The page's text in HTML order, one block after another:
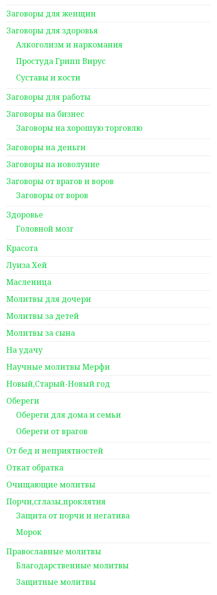
Заговоры для женщин
Заговоры для здоровья
Алкоголизм и наркомания
Простуда Грипп Вирус
Суставы и кости
Заговоры для работы
Заговоры на бизнес
Заговоры на хорошую торговлю
Заговоры на деньги
Заговоры на новолуние
Заговоры от врагов и воров
Заговоры от воров
Здоровье
Головной мозг
Красота
Луиза Хей
Масленица
Молитвы для дочери
Молитвы за детей
Молитвы за сына
На удачу
Научные молитвы Мерфи
Новый,Старый-Новый год
Обереги
Обереги для дома и семьи
Обереги от врагов
От бед и неприятностей
Откат обратка
Очищающие молитвы
Порчи,сглазы,проклятия
Защита от порчи и негатива
Морок
Православные молитвы
Благодарственные молитвы
Защитные молитвы